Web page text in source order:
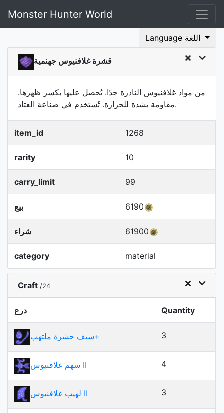
Monster Hunter World
قشرة غلافنيوس جهنمية
من مواد غلافنيوس النادرة جدًا. يُحصل عليها بكسر ظهرها.
مقاومة بشدة للحرارة. تُستخدم في صناعة العتاد.
item_id 1268
rarity 10
carry_limit 99
بيع 6190
شراء 61900
category material
Craft /24
درع Quantity
سيف حشرة ملتهب+ 3
سهم غلافنيوس II 4
لهيب غلافنيوس II 3